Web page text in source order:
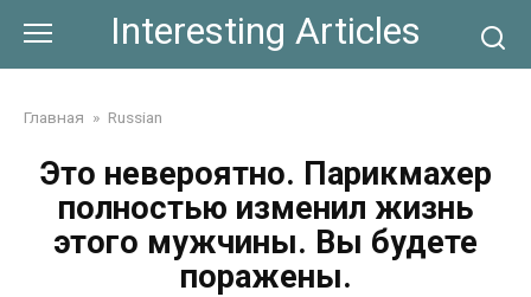
content
Interesting Articles
Главная » Russian
Это невероятно. Парикмахер
полностью изменил жизнь
этого мужчины. Вы будете
поражены.